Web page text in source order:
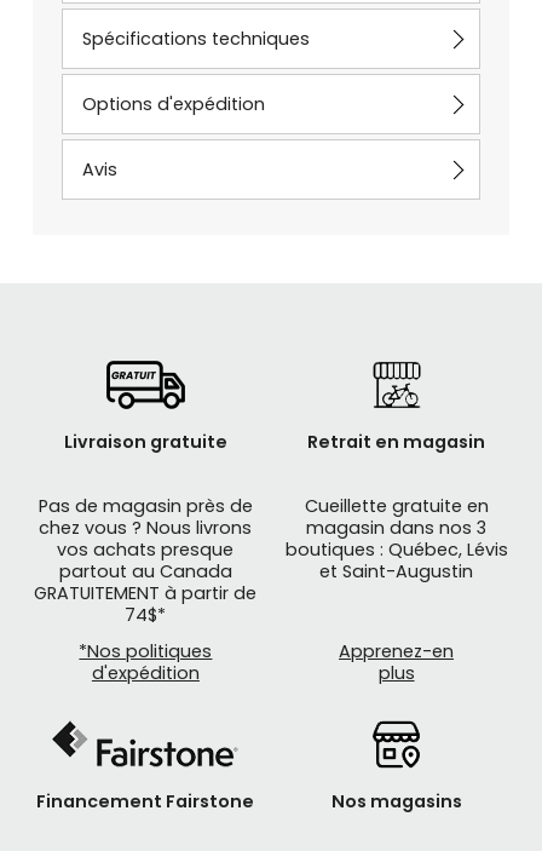
Spécifications techniques
Options d'expédition
Avis
Livraison gratuite
Pas de magasin près de
chez vous ? Nous livrons
vos achats presque
partout au Canada
GRATUITEMENT à partir de
74$*
*Nos politiques
d'expédition
Retrait en magasin
Cueillette gratuite en
magasin dans nos 3
boutiques : Québec, Lévis
et Saint-Augustin
Apprenez-en
plus
Financement Fairstone Nos magasins